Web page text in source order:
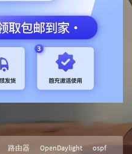
路由器 OpenDaylight
ospf